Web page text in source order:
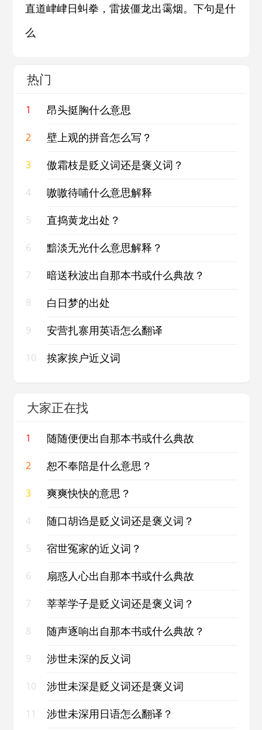
直道峍峍日虯拳，雷拔僵龙出霭烟。下句是什
么
热门
1 昂头挺胸什么意思
2 壁上观的拼音怎么写？
3 傲霜枝是贬义词还是褒义词？
4 嗷嗷待哺什么意思解释
5 直捣黄龙出处？
6 黯淡无光什么意思解释？
7 暗送秋波出自那本书或什么典故？
8 白日梦的出处
9 安营扎寨用英语怎么翻译
10 挨家挨户近义词
大家正在找
1 随随便便出自那本书或什么典故
2 恕不奉陪是什么意思？
3 爽爽快快的意思？
4 随口胡诌是贬义词还是褒义词？
5 宿世冤家的近义词？
6 扇惑人心出自那本书或什么典故
7 莘莘学子是贬义词还是褒义词？
8 随声逐响出自那本书或什么典故？
9 涉世未深的反义词
10 涉世未深是贬义词还是褒义词
11 涉世未深用日语怎么翻译？